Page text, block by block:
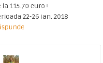
la 115.70 euro !
22-26 ian. 2018